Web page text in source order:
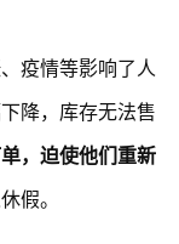
疫情等影响了人
降，库存无法售
，迫使他们重新
假。